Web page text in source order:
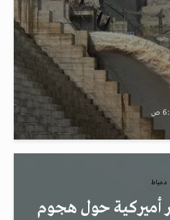
دمياط
أميركية حول هجوم